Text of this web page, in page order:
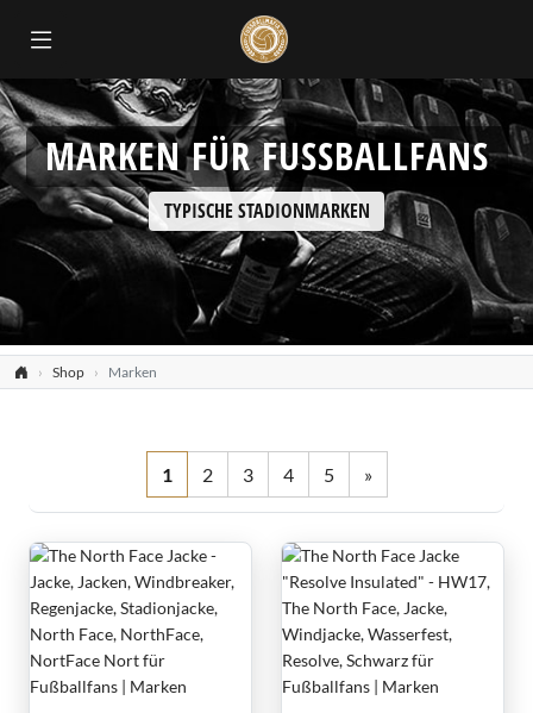
MARKEN FÜR FUSSBALLFANS
TYPISCHE STADIONMARKEN
Shop Marken
1 2 3 4 5 »